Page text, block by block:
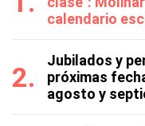
calendario
Jubilados y
próximas
agosto y